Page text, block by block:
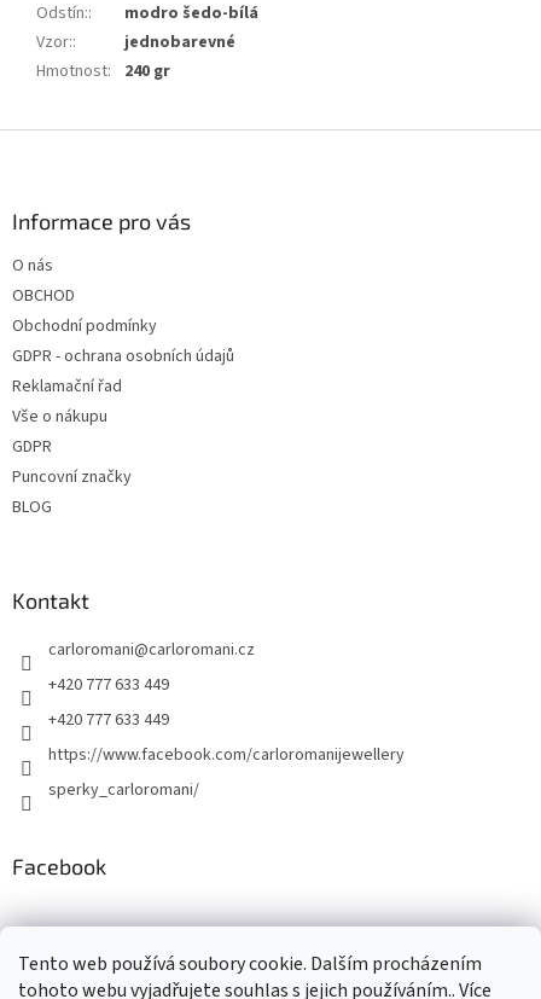
Tento web používá soubory cookie. Dalším procházením
tohoto webu vyjadřujete souhlas s jejich používáním.. Více
Odstín::
modro šedo-bílá
Vzor::
jednobarevné
Hmotnost: 240 gr
Informace pro vás
O nás
OBCHOD
Obchodní podmínky
GDPR - ochrana osobních údajů
Reklamační řad
Vše o nákupu
GDPR
Puncovní značky
BLOG
Kontakt
carloromani@carloromani.cz
+420 777 633 449
+420 777 633 449
https://www.facebook.com/carloromanijewellery
sperky_carloromani/
Facebook
Instagram